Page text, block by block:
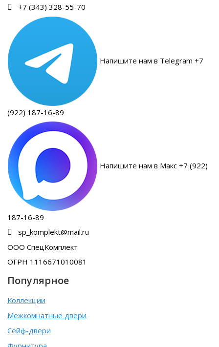
+7 (343) 328-55-70
Напишите нам в Telegram +7
(922) 187-16-89
Напишите нам в Макс +7 (922)
187-16-89
sp_komplekt@mail.ru
ООО СпецКомплект
ОГРН 1116671010081
Популярное
Коллекции
Межкомнатные двери
Сейф-двери